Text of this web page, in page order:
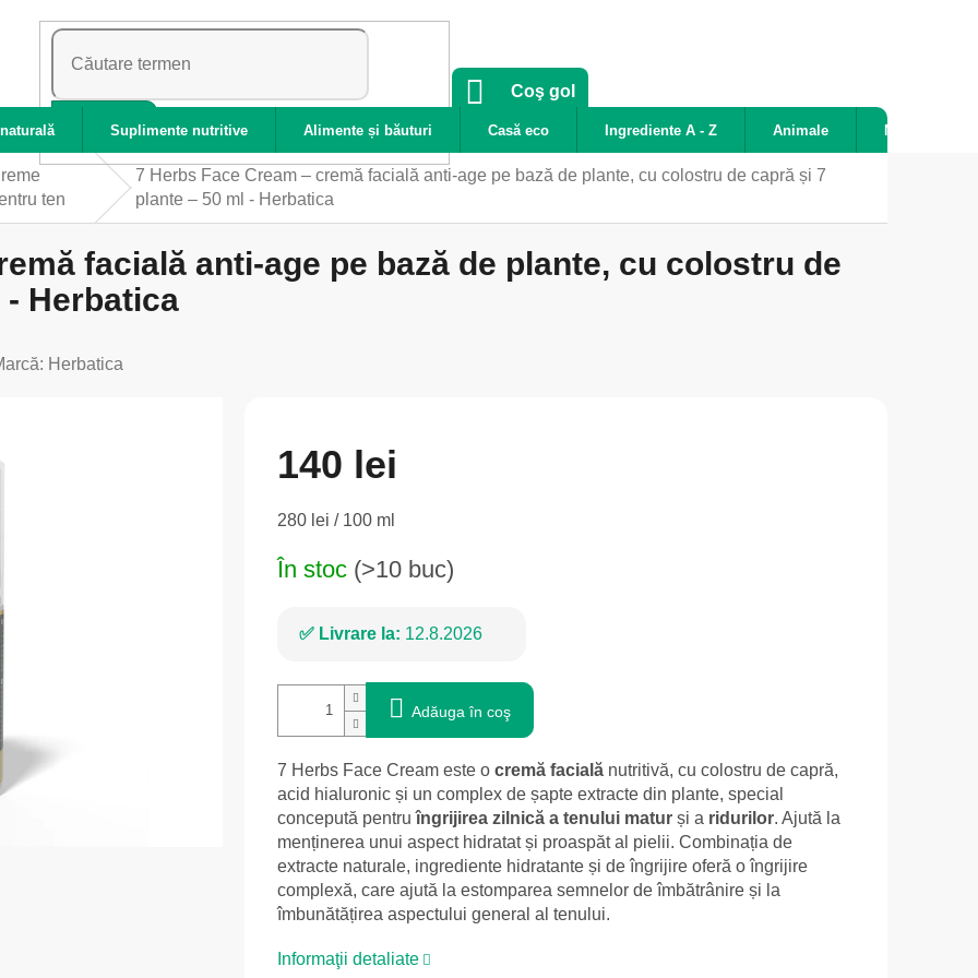
CĂUTARE
COŞ
CUMPĂRĂTURI
Coş gol
Suplimente nutritive Alimente și băuturi Casă eco Ingrediente A - Z Animale Noutăți
ten
7 Herbs Face Cream – cremă facială anti-age pe bază de plante, cu colostru de capră și 7
plante – 50 ml - Herbatica
facială anti-age pe bază de plante, cu colostru de
Herbatica
Herbatica
140 lei
Evaluare
280 lei / 100 ml
În stoc (>10 buc)
Livrare la: 12.8.2026
Adăuga în coş
7 Herbs Face Cream este o cremă facială nutritivă, cu colostru de capră,
acid hialuronic și un complex de șapte extracte din plante, special
concepută pentruîngrijirea zilnică a tenului matur și a ridurilor. Ajută la
menținerea unui aspect hidratat și proaspăt al pielii. Combinația de
extracte naturale, ingrediente hidratante și de îngrijire oferă o îngrijire
complexă, care ajută la estomparea semnelor de îmbătrânire și la
îmbunătățirea aspectului general al tenului.
Informaţii detaliate